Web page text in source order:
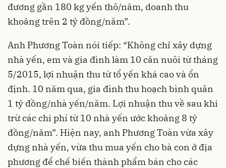
đương gần 180 kg yến thô/năm, doanh thu
khoảng trên 2 tỷ đồng/năm”.
Anh Phương Toàn nói tiếp: “Không chỉ xây dựng
nhà yến, em và gia đình làm 10 căn nuôi từ tháng
5/2015, lợi nhuận thu từ tổ yến khá cao và ổn
định. 10 năm qua, gia đình thu hoạch bình quân
1 tỷ đồng/nhà yến/năm. Lợi nhuận thu về sau khi
trừ các chi phí từ 10 nhà yến ước khoảng 8 tỷ
đồng/năm”. Hiện nay, anh Phương Toàn vừa xây
dựng nhà yến, vừa thu mua yến cho bà con ở địa
phương để chế biến thành phẩm bán cho các